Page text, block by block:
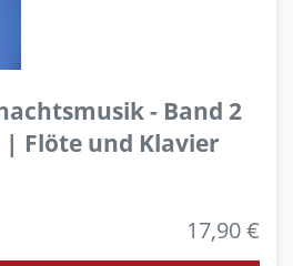
- Band 2
| Flöte und Klavier
17,90 €